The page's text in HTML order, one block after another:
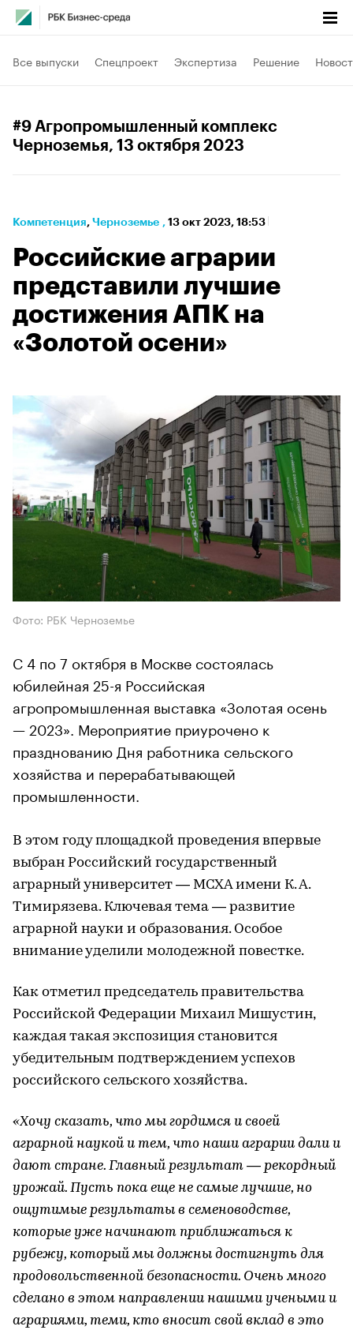
Все выпуски Спецпроект Экспертиза Решение
#9 Агропромышленный комплекс
Черноземья, 13 октября 2023
Компетенция⁠, Черноземье , 13 окт 2023, 18:53
Российские аграрии
представили лучшие
достижения АПК на
«Золотой осени»
Фото: РБК Черноземье
С 4 по 7 октября в Москве состоялась
юбилейная 25-я Российская
агропромышленная выставка «Золотая осень
— 2023». Мероприятие приурочено к
празднованию Дня работника сельского
хозяйства и перерабатывающей
промышленности.
В этом году площадкой проведения впервые
выбран Российский государственный
аграрный университет — МСХА имени К. А.
Тимирязева. Ключевая тема — развитие
аграрной науки и образования. Особое
внимание уделили молодежной повестке.
Как отметил председатель правительства
Российской Федерации Михаил Мишустин,
каждая такая экспозиция становится
убедительным подтверждением успехов
российского сельского хозяйства.
«Хочу сказать, что мы гордимся и своей
аграрной наукой и тем, что наши аграрии дали и
дают стране. Главный результат — рекордный
урожай. Пусть пока еще не самые лучшие, но
ощутимые результаты в семеноводстве,
которые уже начинают приближаться к
рубежу, который мы должны достигнуть для
продовольственной безопасности. Очень много
сделано в этом направлении нашими учеными и
аграриями, теми, кто вносит свой вклад в это